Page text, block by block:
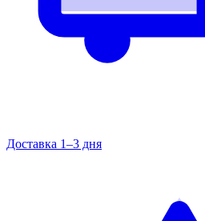
Доставка 1–3 дня